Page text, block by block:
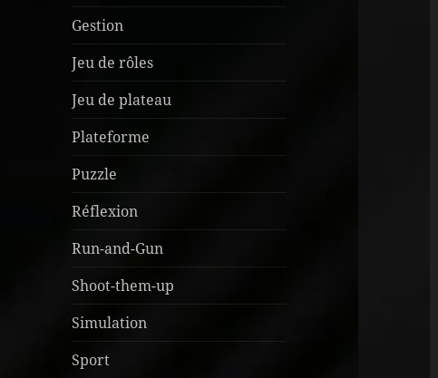
Gestion
Jeu de rôles
Jeu de plateau
Plateforme
Puzzle
Réflexion
Run-and-Gun
Shoot-them-up
Simulation
Sport